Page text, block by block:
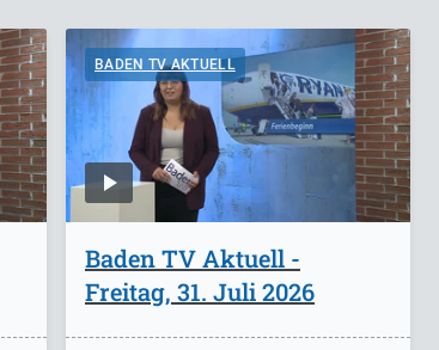
BADEN TV AKTUELL
Baden TV Aktuell -
Freitag, 31. Juli 2026